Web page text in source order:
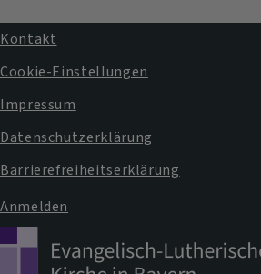
Fußbereichsmenü
Kontakt
Cookie-Einstellungen
Impressum
Datenschutzerklärung
Barrierefreiheitserklärung
Benutzermenü
Anmelden